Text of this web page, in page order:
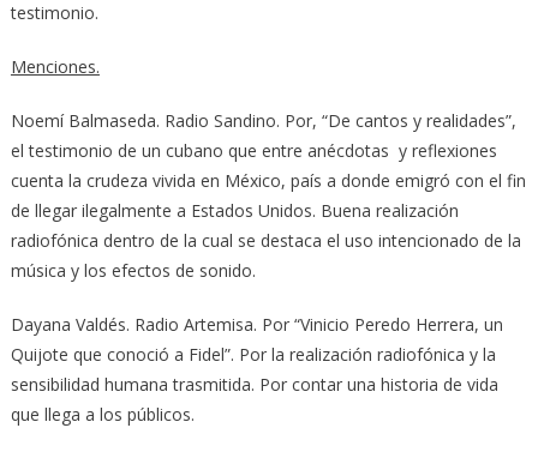
testimonio.
Menciones.
Noemí Balmaseda. Radio Sandino. Por, “De cantos y realidades”,
el testimonio de un cubano que entre anécdotas y reflexiones
cuenta la crudeza vivida en México, país a donde emigró con el fin
de llegar ilegalmente a Estados Unidos. Buena realización
radiofónica dentro de la cual se destaca el uso intencionado de la
música y los efectos de sonido.
Dayana Valdés. Radio Artemisa. Por “Vinicio Peredo Herrera, un
Quijote que conoció a Fidel”. Por la realización radiofónica y la
sensibilidad humana trasmitida. Por contar una historia de vida
que llega a los públicos.